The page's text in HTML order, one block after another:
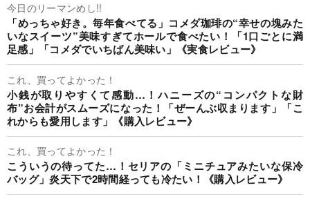
今日のリーマンめし!!
「めっちゃ好き。毎年食べてる」コメダ珈琲の“幸せの塊みた
いなスイーツ”美味すぎてホールで食べたい！「1口ごとに満
足感」「コメダでいちばん美味い」《実食レビュー》
これ、買ってよかった！
小銭が取りやすくて感動…！ハニーズの“コンパクトな財
布”お会計がスムーズになった！「ぜーんぶ収まります」「こ
れからも愛用します」《購入レビュー》
これ、買ってよかった！
こういうの待ってた…！セリアの「ミニチュアみたいな保冷
バッグ」炎天下で2時間経っても冷たい！《購入レビュー》